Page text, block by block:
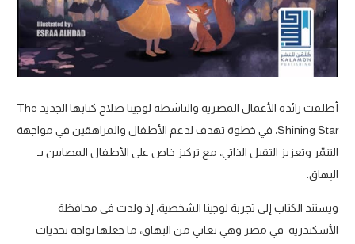
أطلقت رائدة الأعمال المصرية والناشطة لوجينا صلاح كتابها الجديد The
Shining Star، في خطوة تهدف لدعم الأطفال والمراهقين في مواجهة
التنمّر وتعزيز التقبل الذاتي، مع تركيز خاص على الأطفال المصابين بـ
البهاق.
ويستند الكتاب إلى تجربة لوجينا الشخصية، إذ ولدت في محافظة
الأسكندرية في مصر وهي تعاني من البهاق، ما جعلها تواجه تحديات